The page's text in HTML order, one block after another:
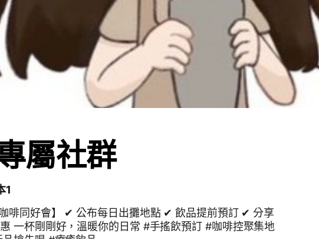
屬社群
1
啡同好會】 ✔ 公布每日出攤地點 ✔ 飲品提前預訂 ✔ 分享
一杯剛剛好，溫暖你的日常 #手搖飲預訂 #咖啡控聚集地